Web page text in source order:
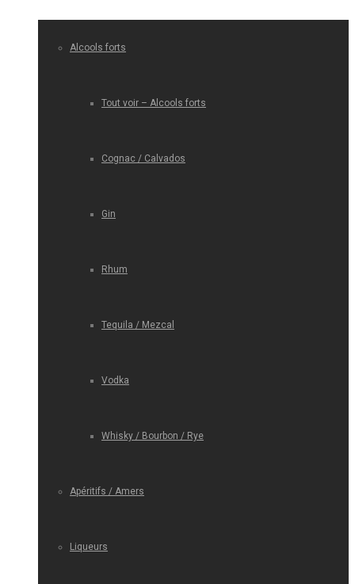
Alcools forts
Tout voir – Alcools forts
Cognac / Calvados
Gin
Rhum
Tequila / Mezcal
Vodka
Whisky / Bourbon / Rye
Apéritifs / Amers
Liqueurs